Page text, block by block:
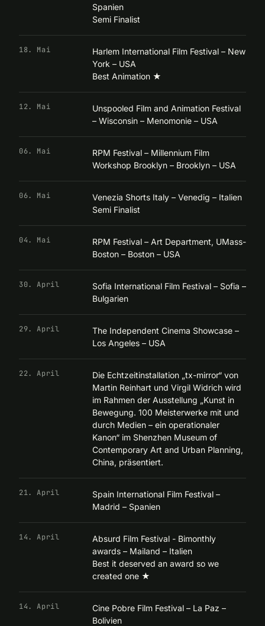
Spanien
Semi Finalist
18. Mai
Harlem International Film Festival – New
York – USA
Best Animation ★
12. Mai
Unspooled Film and Animation Festival
– Wisconsin – Menomonie – USA
06. Mai
RPM Festival – Millennium Film
Workshop Brooklyn – Brooklyn – USA
06. Mai
Venezia Shorts Italy – Venedig – Italien
Semi Finalist
04. Mai
RPM Festival – Art Department, UMass-
Boston – Boston – USA
30. April
Sofia International Film Festival – Sofia –
Bulgarien
29. April
The Independent Cinema Showcase –
Los Angeles – USA
22. April
Die Echtzeitinstallation „tx-mirror“ von
Martin Reinhart und Virgil Widrich wird
im Rahmen der Ausstellung „Kunst in
Bewegung. 100 Meisterwerke mit und
durch Medien – ein operationaler
Kanon“ im Shenzhen Museum of
Contemporary Art and Urban Planning,
China, präsentiert.
21. April
Spain International Film Festival –
Madrid – Spanien
14. April
Absurd Film Festival - Bimonthly
awards – Mailand – Italien
Best it deserved an award so we
created one ★
14. April
Cine Pobre Film Festival – La Paz –
Bolivien